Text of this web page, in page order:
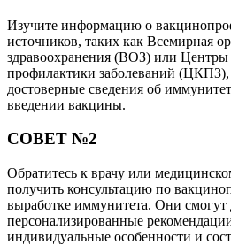
Изучите информацию о
источников, таких как Всемирная
здравоохранения (ВОЗ) или Центры
профилактики заболеваний
достоверные сведения об
введении вакцины.
СОВЕТ №2
Обратитесь к врачу или
получить консультацию по
выработке иммунитета. Они смогут
персонализированные
индивидуальные особенности и